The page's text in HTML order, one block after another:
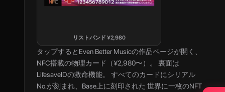
リストバンド ¥2,980
タップすると Even Better Musicの作品ページが開く、
NFC搭載の物理カード（¥2,980〜）。 裏面は
LifesaveIDの救命機能。 すべてのカードにシリアル
No.が刻まれ、Base上に刻印された 世界に一枚のNFT